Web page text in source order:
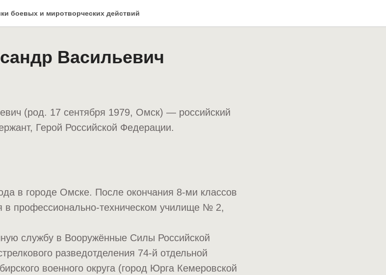
боевых и миротворческих действий
Васильевич
(род. 17 сентября 1979, Омск) — российский
Герой Российской Федерации.
в городе Омске. После окончания 8-ми классов
профессионально-техническом училище № 2,
службу в Вооружённые Силы Российской
разведотделения 74-й отдельной
военного округа (город Юрга Кемеровской